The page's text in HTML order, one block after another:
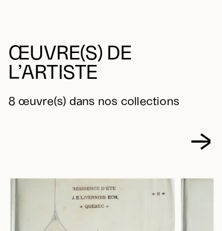
ŒUVRE(S) DE
L’ARTISTE
8 œuvre(s) dans nos collections